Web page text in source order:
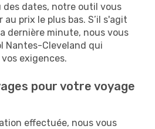
des dates, notre outil vous
prix le plus bas. S’il s'agit
dernière minute, nous vous
Nantes-Cleveland qui
exigences.
pour votre voyage
effectuée, nous vous